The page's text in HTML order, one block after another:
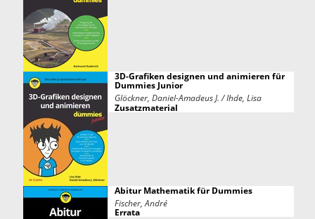
3D-Grafiken designen und animieren für
Dummies Junior
Glöckner, Daniel-Amadeus J. / Ihde, Lisa
Zusatzmaterial
Abitur Mathematik für Dummies
Fischer, André
Errata